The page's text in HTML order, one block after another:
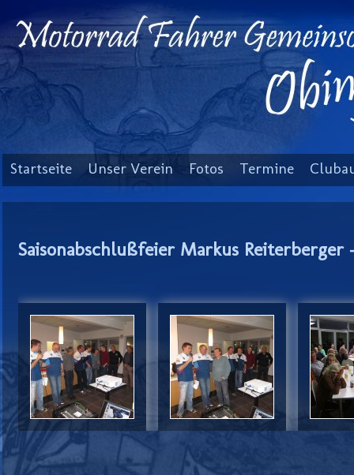
Startseite Unser Verein Fotos Termine
Saisonabschlußfeier Markus Reiterberger -